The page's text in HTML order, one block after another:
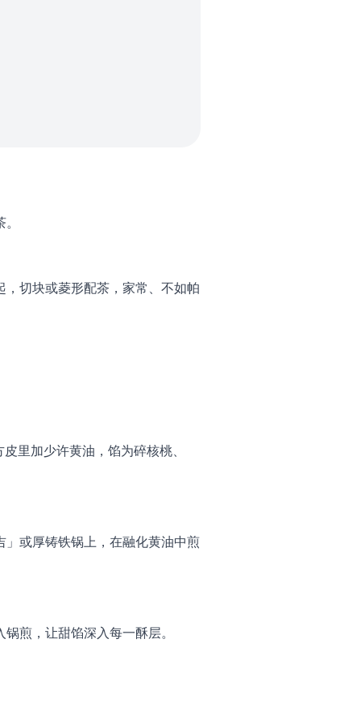
切块或菱形配茶，家常、不如帕
里加少许黄油，馅为碎核桃、
或厚铸铁锅上，在融化黄油中煎
煎，让甜馅深入每一酥层。